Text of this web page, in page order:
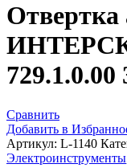
Отвертка
Сравнить
Добавить в
Артикул: L-1140
Электроинструменты